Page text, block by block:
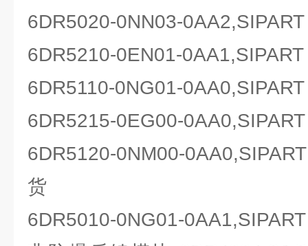
6DR5020-0NN03-
6DR5210-0EN01-
6DR5110-0NG01-
6DR5215-0EG00-
6DR5120-0NM00-
货
6DR5010-0NG01-